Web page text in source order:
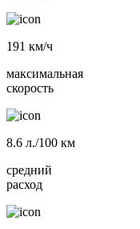
191 км/ч
максимальная
скорость
8.6 л./100 км
средний
расход